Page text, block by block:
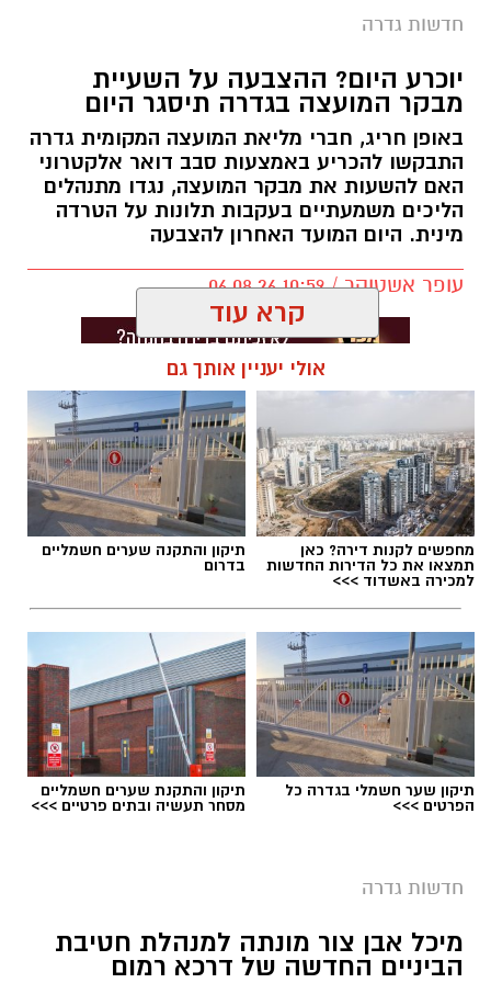
חדשות גדרה
יוכרע היום? ההצבעה על השעיית
מבקר המועצה בגדרה תיסגר היום
באופן חריג, חברי מליאת המועצה המקומית גדרה
התבקשו להכריע באמצעות סבב דואר אלקטרוני
האם להשעות את מבקר המועצה, נגדו מתנהלים
הליכים משמעתיים בעקבות תלונות על הטרדה
מינית. היום המועד האחרון להצבעה
עופר אשטוקר / 10:59 06.08.26
תגים:מועצה מקומית גדרה, חשד להטרדה מינית
בגדרה
המועצה המקומית גדרה התבקשו באמצעות דואר
אלקטרוני האם להשעות את מבקר המועצה, נגדו
קרא עוד
אולי יעניין אותך גם
מחפשים לקנות דירה? כאן
תמצאו את כל הדירות החדשות
למכירה באשדוד >>>
תיקון והתקנה שערים חשמליים
בדרום
תיקון שער חשמלי בגדרה כל
הפרטים >>>
תיקון והתקנת שערים חשמליים
מסחר תעשיה ובתים פרטיים >>>
חדשות גדרה
מיכל אבן צור מונתה למנהלת חטיבת
הביניים החדשה של דרכא רמום